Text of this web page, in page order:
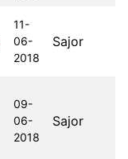
11-
06-
2018
Sajor
09-
06-
2018
Sajor